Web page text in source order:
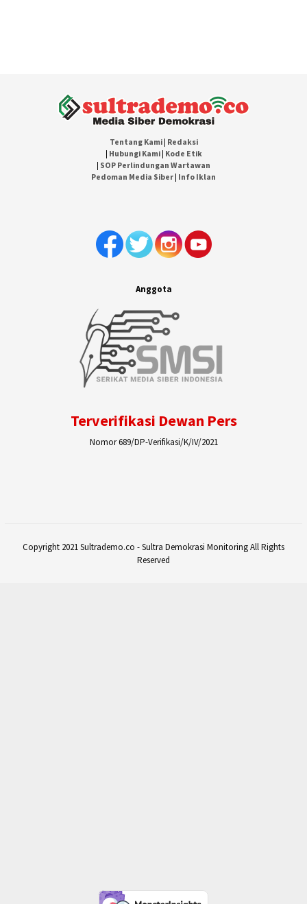
Tentang Kami| Redaksi
| Hubungi Kami| Kode Etik
| SOP Perlindungan Wartawan
Pedoman Media Siber | Info Iklan
Anggota
Terverifikasi Dewan Pers
Nomor 689/DP-Verifikasi/K/IV/2021
Copyright 2021 Sultrademo.co - Sultra Demokrasi Monitoring All Rights
Reserved